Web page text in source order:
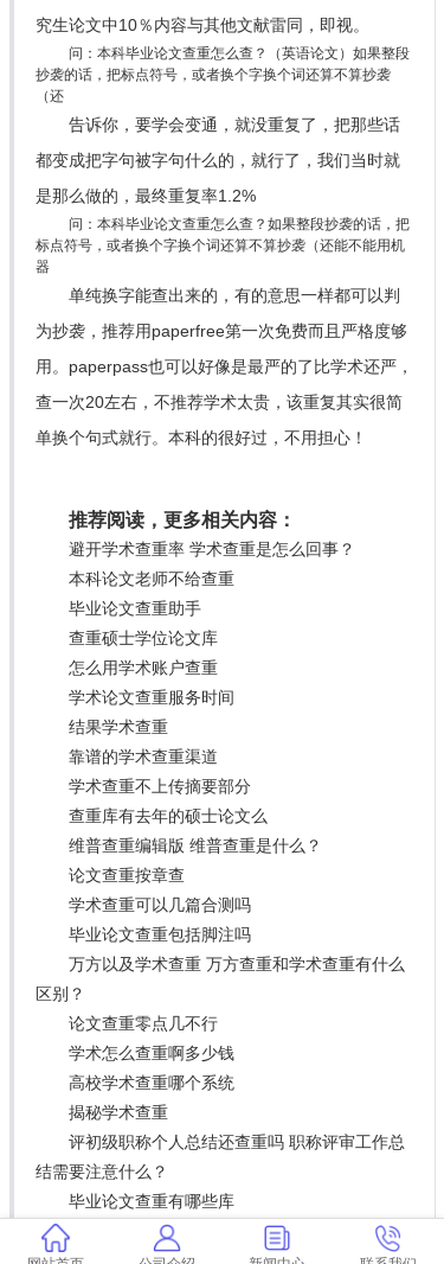
究生论文中10％内容与其他文献雷同，即视。
问：本科毕业论文查重怎么查？（英语论文）如果整段
抄袭的话，把标点符号，或者换个字换个词还算不算抄袭
（还
告诉你，要学会变通，就没重复了，把那些话
都变成把字句被字句什么的，就行了，我们当时就
是那么做的，最终重复率1.2%
问：本科毕业论文查重怎么查？如果整段抄袭的话，把
标点符号，或者换个字换个词还算不算抄袭（还能不能用机
器
单纯换字能查出来的，有的意思一样都可以判
为抄袭，推荐用paperfree第一次免费而且严格度够
用。paperpass也可以好像是最严的了比学术还严，
查一次20左右，不推荐学术太贵，该重复其实很简
单换个句式就行。本科的很好过，不用担心！
推荐阅读，更多相关内容：
避开学术查重率 学术查重是怎么回事？
本科论文老师不给查重
毕业论文查重助手
查重硕士学位论文库
怎么用学术账户查重
学术论文查重服务时间
结果学术查重
靠谱的学术查重渠道
学术查重不上传摘要部分
查重库有去年的硕士论文么
维普查重编辑版 维普查重是什么？
论文查重按章查
学术查重可以几篇合测吗
毕业论文查重包括脚注吗
万方以及学术查重 万方查重和学术查重有什么
区别？
论文查重零点几不行
学术怎么查重啊多少钱
高校学术查重哪个系统
揭秘学术查重
评初级职称个人总结还查重吗 职称评审工作总
结需要注意什么？
毕业论文查重有哪些库
论文学校查重是什么 论文查重是什么意思？
查重前改论文来得及吗